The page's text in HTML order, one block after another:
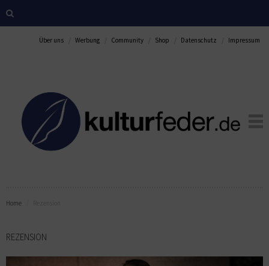
Über uns Werbung Community Shop Datenschutz Impressum
Home
REZENSION